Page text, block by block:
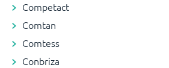
Competact
Comtan
Comtess
Conbriza